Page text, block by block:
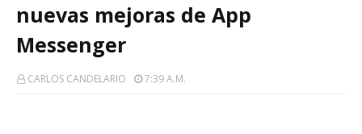
nuevas mejoras de App
Messenger
CARLOS CANDELARIO 7:39 A.m.